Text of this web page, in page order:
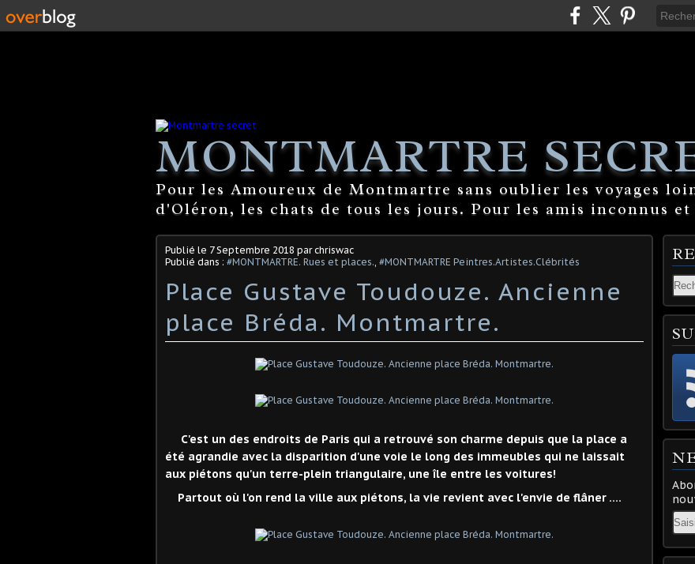
MONTMARTRE
Pour les Amoureux de Montmartre sans oublier les voyages
d'Oléron, les chats de tous les jours. Pour les amis inconnus et
Publié le 7 Septembre 2018 par chriswac
Publié dans : #MONTMARTRE. Rues et places. #MONTMARTRE Peintres.Artistes.Clébrités
Place Gustave Toudouze. Ancienne
place Bréda. Montmartre.
C'est un des endroits de Paris qui a retrouvé son charme depuis que la place a
été agrandie avec la disparition d'une voie le long des immeubles qui ne laissait
aux piétons qu'un terre-plein triangulaire, une île entre les voitures!
Partout où l'on rend la ville aux piétons, la vie revient avec l'envie de flâner ….